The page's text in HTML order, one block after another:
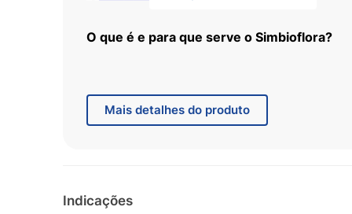
O que é e para que serve o Simbioflora?
pessoas com desequilíbrio intestinal (constipação).
Cada sachê de 6g é composto por uma exclusiva
frutooligosacarídeo (prebiótico), lactobacilos e
Principais ativos e como atuam
Mais detalhes do produto
Indicações